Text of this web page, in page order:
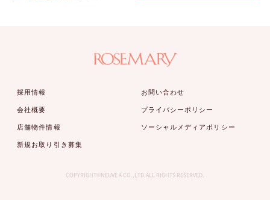
採用情報
会社概要
店舗物件情報
新規お取り引き募集
お問い合わせ
プライバシーポリシー
ソーシャルメディアポリシー
COPYRIGHT©NEUVE A CO.,LTD.ALL RIGHTS RESERVED.